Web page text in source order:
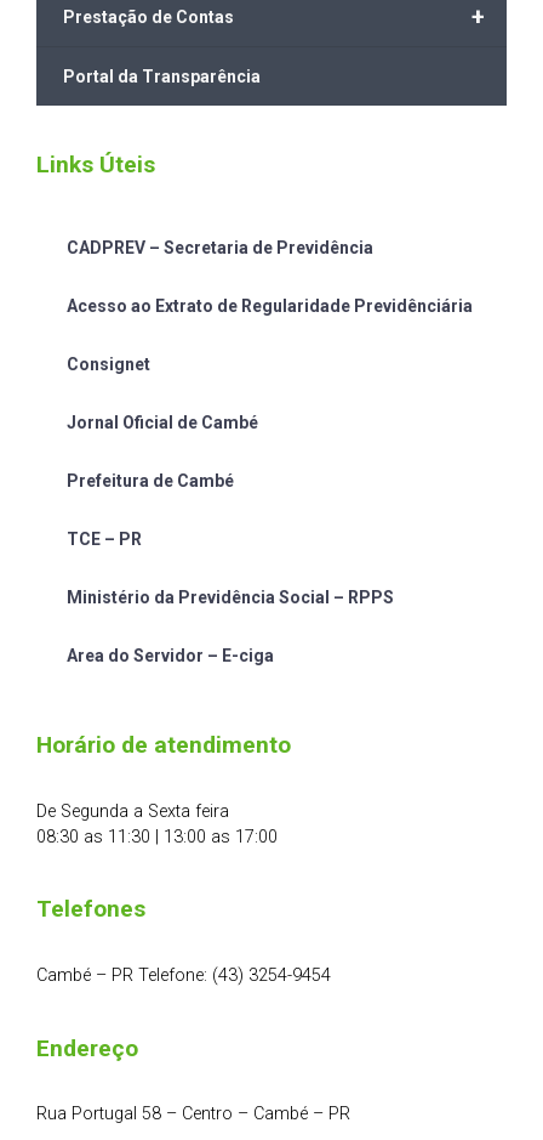
+
Prestação de Contas
Portal da Transparência
Links Úteis
CADPREV – Secretaria de Previdência
Acesso ao Extrato de Regularidade Previdênciária
Consignet
Jornal Oficial de Cambé
Prefeitura de Cambé
TCE – PR
Ministério da Previdência Social – RPPS
Area do Servidor – E-ciga
Horário de atendimento
De Segunda a Sexta feira
08:30 as 11:30 | 13:00 as 17:00
Telefones
Cambé – PR Telefone: (43) 3254-9454
Endereço
Rua Portugal 58 – Centro – Cambé – PR